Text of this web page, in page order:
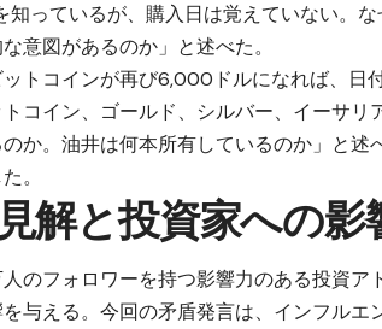
知っているが、購入日は覚えていない。
意図があるのか」と述べた。
トコインが再び6,000ドルになれば、日
コイン、ゴールド、シルバー、イーサ
か。油井は何本所有しているのか」と
。
解と投資家への影
のフォロワーを持つ影響力のある投資
与える。今回の矛盾発言は、インフル